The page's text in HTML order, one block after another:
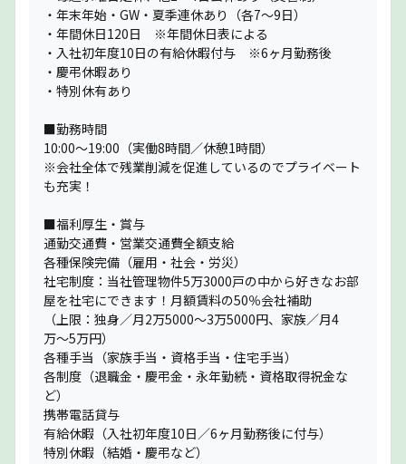
・年末年始・GW・夏季連休あり（各7〜9日）
・年間休日120日 ※年間休日表による
・入社初年度10日の有給休暇付与 ※6ヶ月勤務後
・慶弔休暇あり
・特別休有あり
■勤務時間
10:00〜19:00（実働8時間／休憩1時間）
※会社全体で残業削減を促進しているのでプライベート
も充実！
■福利厚生・賞与
通勤交通費・営業交通費全額支給
各種保険完備（雇用・社会・労災）
社宅制度：当社管理物件5万3000戸の中から好きなお部
屋を社宅にできます！月額賃料の50％会社補助
（上限：独身／月2万5000〜3万5000円、家族／月4
万〜5万円）
各種手当（家族手当・資格手当・住宅手当）
各制度（退職金・慶弔金・永年勤続・資格取得祝金な
ど）
携帯電話貸与
有給休暇（入社初年度10日／6ヶ月勤務後に付与）
特別休暇（結婚・慶弔など）